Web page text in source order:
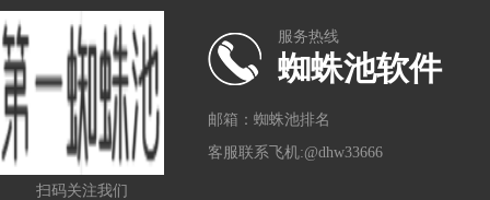
扫码关注我们
服务热线
蜘蛛池软件
邮箱：蜘蛛池排名
客服联系飞机:@dhw33666